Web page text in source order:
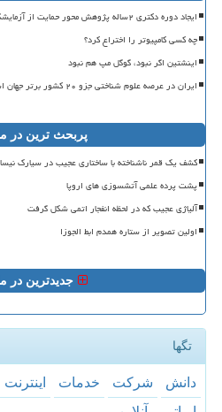
ایجاد دوره دکتری ۲ساله پژوهش محور حمایت از آزمایشگاه تحقیقاتی اساتید
چه کسی کامپیوتر را اختراع کرد؟
اینشتین اگر نبود، گوگل مپ هم نبود
ایران در عرصه علوم شناختی جزو ۲۰ کشور برتر جهان است
پربحث ترین در
کشف یک قمر ناشناخته با ساختاری عجیب در سیارک نیسا
پشت پرده علمی آتشسوزی های اروپا
آلیاژی عجیب که در لحظه انفجار اتمی شکل گرفت
اولین تصویر از ستاره همدم ابط الجوزا
جدیدترین در
تگها
دانش شركت خدمات اینترنت